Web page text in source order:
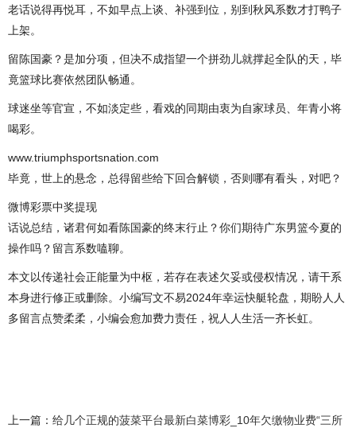
老话说得再悦耳，不如早点上谈、补强到位，别到秋风系数才打鸭子
上架。
留陈国豪？是加分项，但决不成指望一个拼劲儿就撑起全队的天，毕
竟篮球比赛依然团队畅通。
球迷坐等官宣，不如淡定些，看戏的同期由衷为自家球员、年青小将
喝彩。
www.triumphsportsnation.com
毕竟，世上的悬念，总得留些给下回合解锁，否则哪有看头，对吧？
微博彩票中奖提现
话说总结，诸君何如看陈国豪的终末行止？你们期待广东男篮今夏的
操作吗？留言系数嗑聊。
本文以传递社会正能量为中枢，若存在表述欠妥或侵权情况，请干系
本身进行修正或删除。小编写文不易2024年幸运快艇轮盘，期盼人人
多留言点赞柔柔，小编会愈加费力责任，祝人人生活一齐长虹。
上一篇： 给几个正规的菠菜平台最新白菜博彩_10年欠缴物业费“三所